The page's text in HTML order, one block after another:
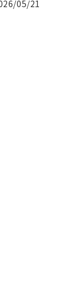
05/21